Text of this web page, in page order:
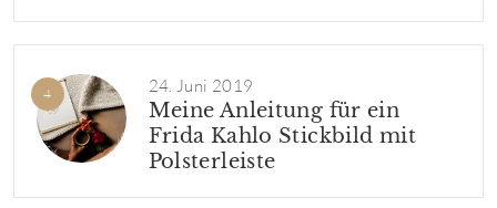
24. Juni 2019
Meine Anleitung für ein
Frida Kahlo Stickbild mit
Polsterleiste